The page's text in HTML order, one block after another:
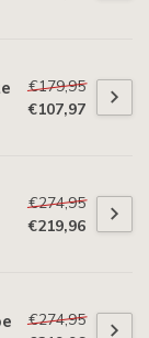
€179,95
€107,97
€274,95
€219,96
€274,95